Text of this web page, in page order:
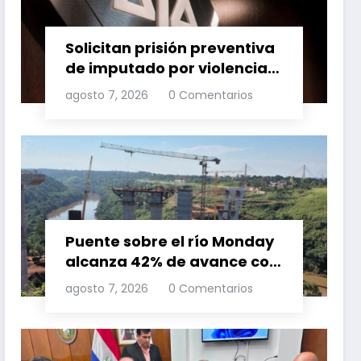
Solicitan prisión preventiva
de imputado por violencia
familia
agosto 7, 2026 0 Comentarios
Puente sobre el río Monday
alcanza 42% de avance con
trabajos continuos
agosto 7, 2026 0 Comentarios